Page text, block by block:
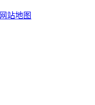
网站地图